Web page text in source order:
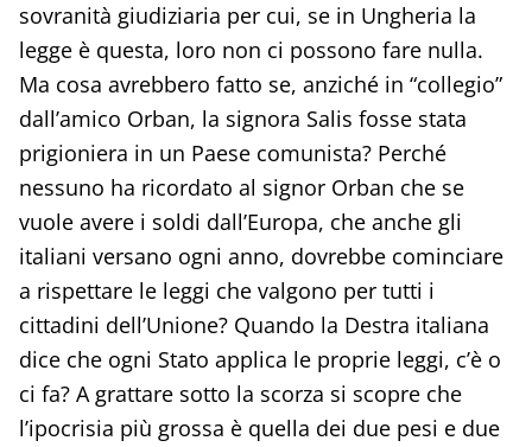
sovranità giudiziaria per cui, se in Ungheria la
legge è questa, loro non ci possono fare nulla.
Ma cosa avrebbero fatto se, anziché in “collegio”
dall’amico Orban, la signora Salis fosse stata
prigioniera in un Paese comunista? Perché
nessuno ha ricordato al signor Orban che se
vuole avere i soldi dall’Europa, che anche gli
italiani versano ogni anno, dovrebbe cominciare
a rispettare le leggi che valgono per tutti i
cittadini dell’Unione? Quando la Destra italiana
dice che ogni Stato applica le proprie leggi, c’è o
ci fa? A grattare sotto la scorza si scopre che
l’ipocrisia più grossa è quella dei due pesi e due